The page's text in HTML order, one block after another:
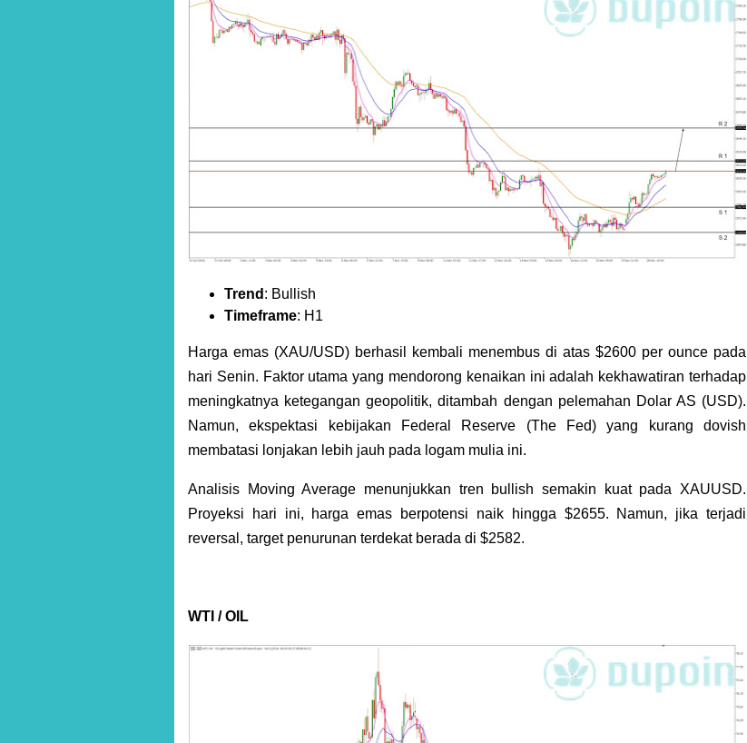
Trend : Bullish
Timeframe: H1
Harga emas (XAU/USD) berhasil kembali menembus di atas $2600 per ounce pada
hari Senin. Faktor utama yang mendorong kenaikan ini adalah kekhawatiran terhadap
meningkatnya ketegangan geopolitik, ditambah dengan pelemahan Dolar AS (USD).
Namun, ekspektasi kebijakan Federal Reserve (The Fed) yang kurang dovish
membatasi lonjakan lebih jauh pada logam mulia ini.
Analisis Moving Average menunjukkan tren bullish semakin kuat pada XAUUSD.
Proyeksi hari ini, harga emas berpotensi naik hingga $2655. Namun, jika terjadi
reversal, target penurunan terdekat berada di $2582.
WTI / OIL